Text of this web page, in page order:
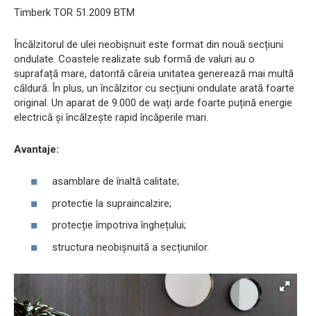
Timberk TOR 51.2009 BTM
Încălzitorul de ulei neobișnuit este format din nouă secțiuni
ondulate. Coastele realizate sub formă de valuri au o
suprafață mare, datorită căreia unitatea generează mai multă
căldură. În plus, un încălzitor cu secțiuni ondulate arată foarte
original. Un aparat de 9.000 de wați arde foarte puțină energie
electrică și încălzește rapid încăperile mari.
Avantaje:
asamblare de înaltă calitate;
protectie la supraincalzire;
protecție împotriva înghețului;
structura neobișnuită a secțiunilor.